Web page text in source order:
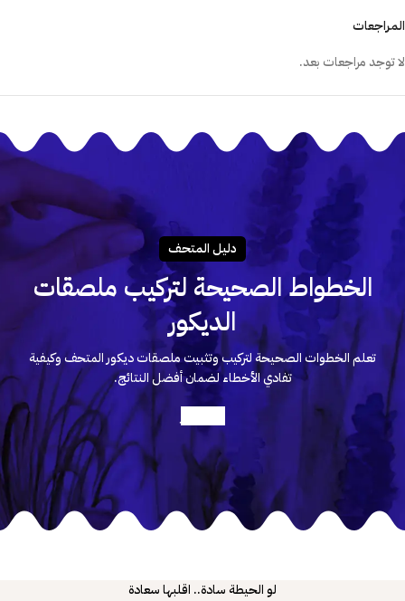
المراجعات
لا توجد مراجعات بعد.
دليـل المتحـف
الخطواط الصحيحة لتركيب ملصقات
الديكور
تعلم الخطوات الصحيحة لتركيب وتثبيت ملصقات ديكور المتحف وكيفية
تفادي الأخطاء لضمان أفضل النتائج.
لو الحيطة سادة.. اقلبها سعادة